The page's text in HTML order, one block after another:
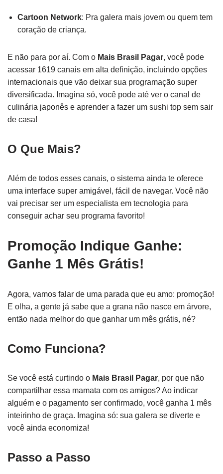
Cartoon Network: Pra galera mais jovem ou quem tem
coração de criança.
E não para por aí. Com o Mais Brasil Pagar, você pode
acessar 1619 canais em alta definição, incluindo opções
internacionais que vão deixar sua programação super
diversificada. Imagina só, você pode até ver o canal de
culinária japonês e aprender a fazer um sushi top sem sair
de casa!
O Que Mais?
Além de todos esses canais, o sistema ainda te oferece
uma interface super amigável, fácil de navegar. Você não
vai precisar ser um especialista em tecnologia para
conseguir achar seu programa favorito!
Promoção Indique Ganhe:
Ganhe 1 Mês Grátis!
Agora, vamos falar de uma parada que eu amo: promoção!
E olha, a gente já sabe que a grana não nasce em árvore,
então nada melhor do que ganhar um mês grátis, né?
Como Funciona?
Se você está curtindo o Mais Brasil Pagar, por que não
compartilhar essa mamata com os amigos? Ao indicar
alguém e o pagamento ser confirmado, você ganha 1 mês
inteirinho de graça. Imagina só: sua galera se diverte e
você ainda economiza!
Passo a Passo